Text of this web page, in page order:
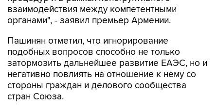
взаимодействия между компетентными
органами", - заявил премьер Армении.
Пашинян отметил, что игнорирование
подобных вопросов способно не только
затормозить дальнейшее развитие ЕАЭС, но и
негативно повлиять на отношение к нему со
стороны граждан и делового сообщества
стран Союза.